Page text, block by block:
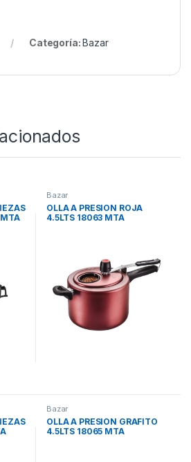
Categoría:Bazar
Bazar
OLLA A PRESION ROJA
4.5LTS 18063 MTA
Bazar
OLLA A PRESION GRAFITO
4.5LTS 18065 MTA